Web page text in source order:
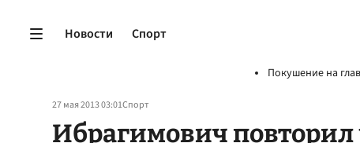
Новости Спорт
Покушение на
27 мая 2013 03:01Спорт
Ибрагимович повторил